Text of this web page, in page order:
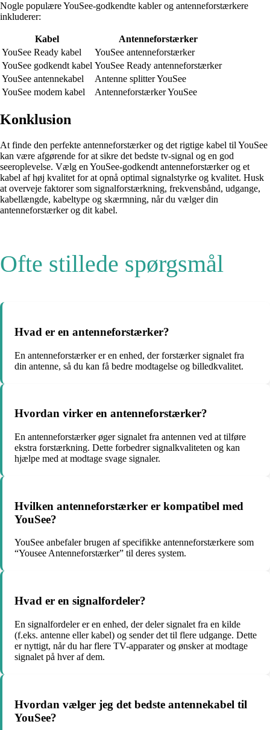
Nogle populære YouSee-godkendte kabler og antenneforstærkere
inkluderer:
Kabel
Antenneforstærker
YouSee Ready kabel
YouSee antenneforstærker
YouSee godkendt kabel YouSee Ready antenneforstærker
YouSee antennekabel
Antenne splitter YouSee
YouSee modem kabel
Antenneforstærker YouSee
Konklusion
At finde den perfekte antenneforstærker og det rigtige kabel til YouSee
kan være afgørende for at sikre det bedste tv-signal og en god
seeroplevelse. Vælg en YouSee-godkendt antenneforstærker og et
kabel af høj kvalitet for at opnå optimal signalstyrke og kvalitet. Husk
at overveje faktorer som signalforstærkning, frekvensbånd, udgange,
kabellængde, kabeltype og skærmning, når du vælger din
antenneforstærker og dit kabel.
Ofte stillede spørgsmål
Hvad er en antenneforstærker?
En antenneforstærker er en enhed, der forstærker signalet fra
din antenne, så du kan få bedre modtagelse og billedkvalitet.
Hvordan virker en antenneforstærker?
En antenneforstærker øger signalet fra antennen ved at tilføre
ekstra forstærkning. Dette forbedrer signalkvaliteten og kan
hjælpe med at modtage svage signaler.
Hvilken antenneforstærker er kompatibel med
YouSee?
YouSee anbefaler brugen af specifikke antenneforstærkere som
“Yousee Antenneforstærker” til deres system.
Hvad er en signalfordeler?
En signalfordeler er en enhed, der deler signalet fra en kilde
(f.eks. antenne eller kabel) og sender det til flere udgange. Dette
er nyttigt, når du har flere TV-apparater og ønsker at modtage
signalet på hver af dem.
Hvordan vælger jeg det bedste antennekabel til
YouSee?